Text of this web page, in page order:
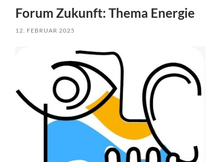
Forum Zukunft: Thema Energie
12. FEBRUAR 2025